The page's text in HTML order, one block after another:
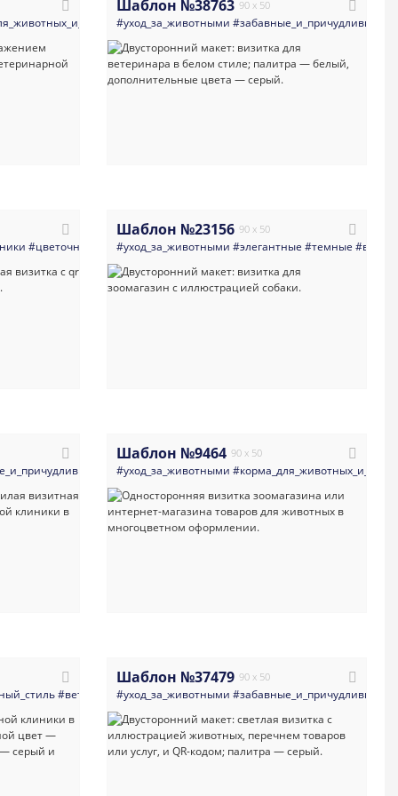
#животные#зоомагазин#собаки#минимализм #собака #стильная
#ветеринария#визитка
Шаблон №38763 90 x 50
#уход_за_животными #забавные_и_причудливые
#минимализм #светлые#собака#современный#зоотовары#зоосалон
#цветочные #яркие#рисованный_стиль#визитка
Шаблон №23156 90 x 50
#уход_за_животными #элегантные #темные
#ветеринар#светлые#салон #стильная #груминг #передержка#приют
#ветеринария#цветочные #рисованный_стиль
Шаблон №9464 90 x 50
#уход_за_животными
#визитка #животные#собаки #светлые#номер_телефона
#ветеринария_врачи_клиники#товары_для_животных
Шаблон №37479 90 x 50
#уход_за_животными #забавные_и_причудливые